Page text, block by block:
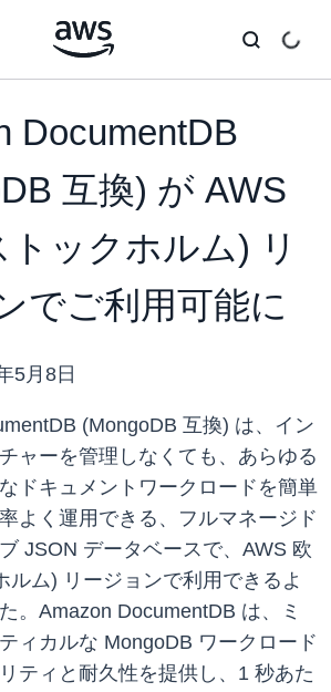
DocumentDB
互換) が AWS
トックホルム) リ
でご利用可能に
5月8日
(MongoDB 互換) は、イン
ャーを管理しなくても、あらゆる
ドキュメントワークロードを簡単
よく運用できる、フルマネージド
JSON データベースで、AWS 欧
ルム) リージョンで利用できるよ
。Amazon DocumentDB は、ミ
ィカルな MongoDB ワークロード
ティと耐久性を提供し、1 秒あた